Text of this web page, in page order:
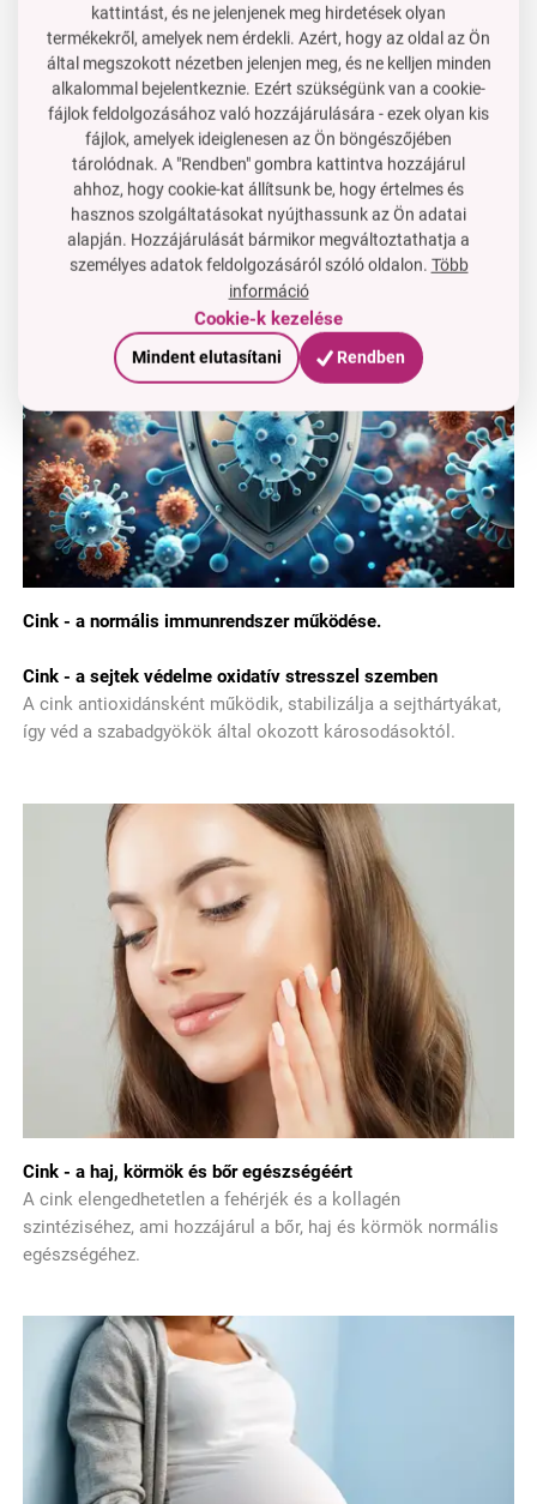
Cink - a normális immunrendszer működése.
Cink - a sejtek védelme oxidatív stresszel szemben
A cink antioxidánsként működik, stabilizálja a sejthártyákat,
így véd a szabadgyökök által okozott károsodásoktól.
Cink - a haj, körmök és bőr egészségéért
A cink elengedhetetlen a fehérjék és a kollagén
szintéziséhez, ami hozzájárul a bőr, haj és körmök normális
egészségéhez.
kattintást, és ne jelenjenek meg hirdetések olyan
termékekről, amelyek nem érdekli. Azért, hogy az oldal az Ön
által megszokott nézetben jelenjen meg, és ne kelljen minden
alkalommal bejelentkeznie. Ezért szükségünk van a cookie-
fájlok feldolgozásához való hozzájárulására - ezek olyan kis
fájlok, amelyek ideiglenesen az Ön böngészőjében
tárolódnak. A "Rendben" gombra kattintva hozzájárul
ahhoz, hogy cookie-kat állítsunk be, hogy értelmes és
hasznos szolgáltatásokat nyújthassunk az Ön adatai
alapján. Hozzájárulását bármikor megváltoztathatja a
személyes adatok feldolgozásáról szóló oldalon. Több
információ
Cookie-k kezelése
Mindent elutasítani Rendben